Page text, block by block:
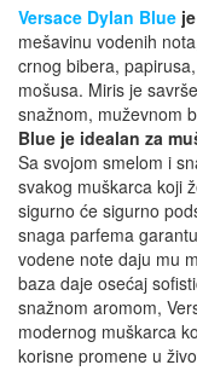
Versace Dylan Blue
mešavinu vodenih
crnog bibera,
mošusa. Miris je
snažnom, muževnom
Blue je idealan za
Sa svojom smelom i
svakog muškarca koji
sigurno će sigurno
snaga parfema
vodene note daju mu
baza daje osećaj
snažnom aromom,
modernog muškarca
korisne promene u